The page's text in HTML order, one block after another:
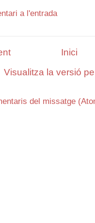
a l'entrada
Inici
Visualitza la versió
del missatge